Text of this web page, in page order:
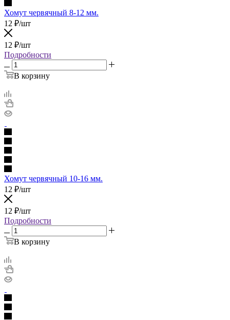
Хомут червячный 8-12 мм.
12 ₽/шт
12 ₽/шт
Подробности
В корзину
Хомут червячный 10-16 мм.
12 ₽/шт
12 ₽/шт
Подробности
В корзину